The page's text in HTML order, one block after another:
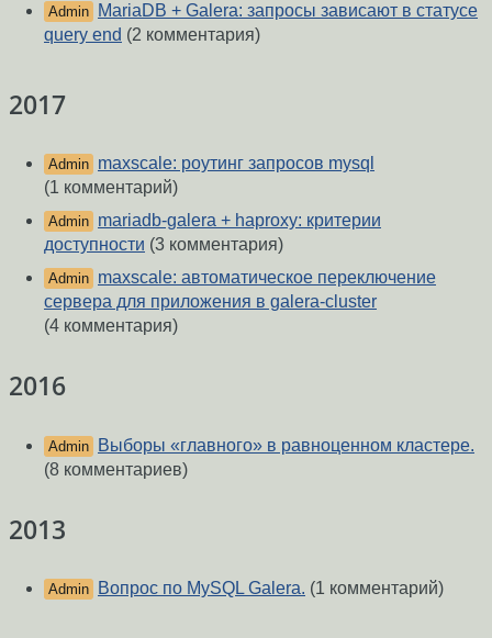
Admin
MariaDB + Galera: запросы зависают в статусе
query end (2 комментария)
2017
Admin maxscale: роутинг запросов mysql
(1 комментарий)
Admin mariadb-galera + haproxy: критерии
доступности (3 комментария)
Admin maxscale: автоматическое переключение
сервера для приложения в galera-cluster
(4 комментария)
2016
Admin
Выборы «главного» в равноценном кластере.
(8 комментариев)
2013
Admin Вопрос по MySQL Galera. (1 комментарий)